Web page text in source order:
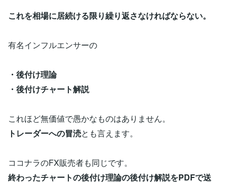
これを相場に居続ける限り繰り返さなければならない。
有名インフルエンサーの
・後付け理論
・後付けチャート解説
これほど無価値で愚かなものはありません。
トレーダーへの冒涜とも言えます。
ココナラのFX販売者も同じです。
終わったチャートの後付け理論の後付け解説をPDFで送